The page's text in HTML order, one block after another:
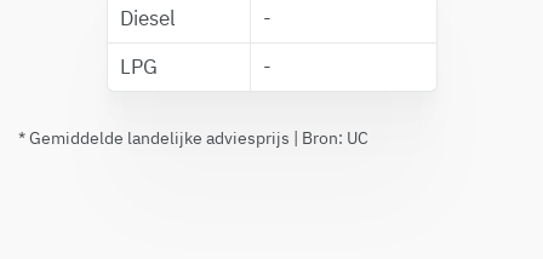
Diesel
-
LPG
-
* Gemiddelde landelijke adviesprijs | Bron: UC